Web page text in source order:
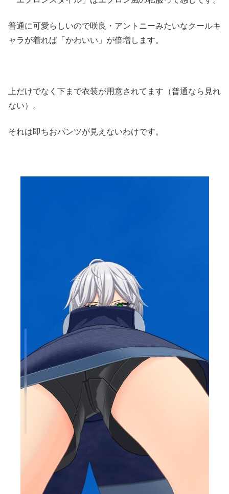
普通に可愛らしいので咲良・アントニーみたいなクールキ
ャラが着れば「かわいい」が倍増します。
上だけでなく下まで衣装が用意されてます（普通なら見れ
ない）。
それは即ちおパンツが見えないわけです。